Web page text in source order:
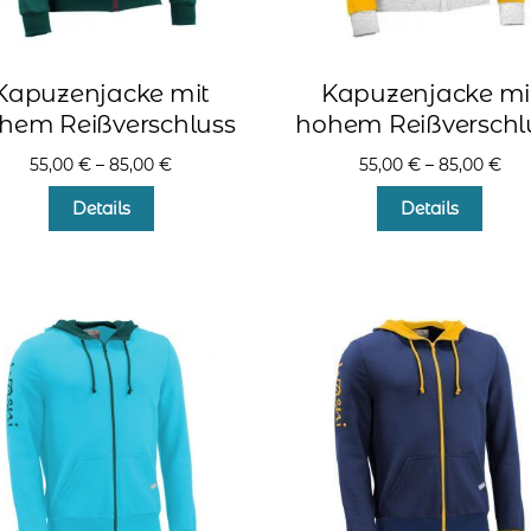
mit
Reißverschluss
55,00€ –85,00€
Details
Die
Optionen
können
der
Produktseite
gewählt
werden
Kapuzenjacke
hohem
55,00 €– 85,00 €
Details
Die
auf
der